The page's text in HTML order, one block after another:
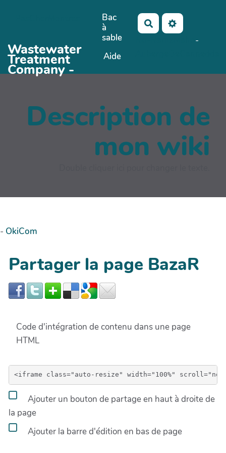
Aller au contenu principal
Wastewater
Treatment
Company -
Bac
à
sable
Aide
Rechercher
-
Description de
mon wiki
- OkiCom
Partager la page BazaR
Code d'intégration de contenu dans une page
HTML
Ajouter un bouton de partage en haut à droite de
la page
Ajouter la barre d'édition en bas de page